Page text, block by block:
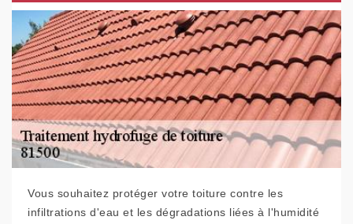
Vous souhaitez protéger votre toiture contre les
infiltrations d'eau et les dégradations liées à l'humidité